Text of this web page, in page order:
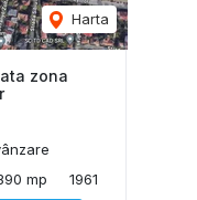
Harta
zona
mp 1961